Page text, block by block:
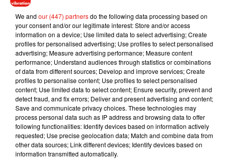
5 août 2026
Becky G sur son nouveau single
4 août 2026
Tiny Desk invite Charlie Puth pour une
live session solaire
Ariana Grande prendra une pause après
sa tournée mondiale
We and our (447) partnersdo the following data processing based on
your consent and/or our legitimate interest: Store and/or access
information on a device; Use limited data to select advertising; Create
profiles for personalised advertising; Use profiles to select personalised
advertising; Measure advertising performance; Measure content
performance; Understand audiences through statistics or combinations
of data from different sources; Develop and improve services; Create
profiles to personalise content; Use profiles to select personalised
content; Use limited data to select content; Ensure security, prevent and
detect fraud, and fix errors; Deliver and present advertising and content;
Save and communicate privacy choices. These technologies may
process personal data such as IP address and browsing data to offer
following functionalities: Identify devices based on information actively
requested; Use precise geolocation data; Match and combine data from
other data sources; Link different devices; Identify devices based on
information transmitted automatically.